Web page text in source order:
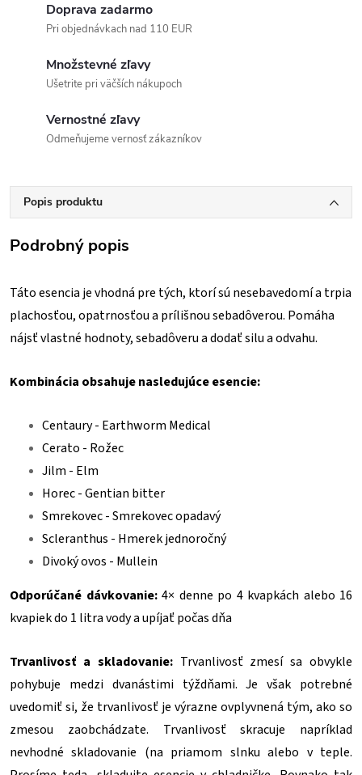
Doprava zadarmo
Pri objednávkach nad 110 EUR
Množstevné zľavy
Ušetrite pri väčších nákupoch
Vernostné zľavy
Odmeňujeme vernosť zákazníkov
Popis produktu
Podrobný popis
Táto esencia je vhodná pre tých, ktorí sú nesebavedomí a trpia
plachosťou, opatrnosťou a prílišnou sebadôverou. Pomáha
nájsť vlastné hodnoty, sebadôveru a dodať silu a odvahu.
Kombinácia obsahuje nasledujúce esencie:
Centaury - Earthworm Medical
Cerato - Rožec
Jilm - Elm
Horec - Gentian bitter
Smrekovec - Smrekovec opadavý
Scleranthus - Hmerek jednoročný
Divoký ovos - Mullein
Odporúčané dávkovanie:4× denne po 4 kvapkách alebo 16
kvapiek do 1 litra vody a upíjať počas dňa
Trvanlivosť a skladovanie:Trvanlivosť zmesí sa obvykle
pohybuje medzi dvanástimi týždňami. Je však potrebné
uvedomiť si, že trvanlivosť je výrazne ovplyvnená tým, ako so
zmesou zaobchádzate. Trvanlivosť skracuje napríklad
nevhodné skladovanie (na priamom slnku alebo v teple.